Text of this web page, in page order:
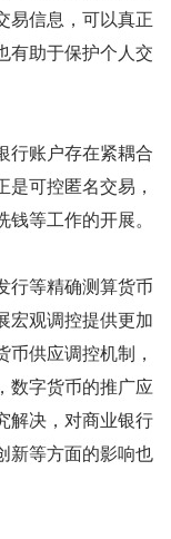
易信息，可以真正
有助于保护个人交
行账户存在紧耦合
可控匿名交易，
等工作的开展。
行等精确测算货币
宏观调控提供更加
供应调控机制，
数字货币的推广应
解决，对商业银行
新等方面的影响也